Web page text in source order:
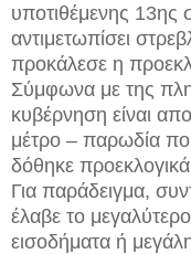
υποτιθέμενης 13ης
αντιμετωπίσει
προκάλεσε η
Σύμφωνα με της
κυβέρνηση είναι
μέτρο – παρωδία
δόθηκε
Για παράδειγμα,
έλαβε το
εισοδήματα ή